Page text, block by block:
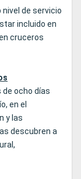
de servicio
incluido en
cruceros
de ocho días
en el
y las
descubren a